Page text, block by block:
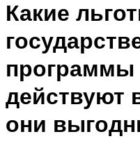
Какие
программы
действуют
они